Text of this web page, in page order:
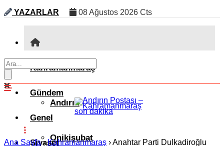
YAZARLAR
08 Ağustos 2026 Cts
Kahramanmaraş
Andırın
Onikişubat
Gündem
Genel
Siyaset
Ana Sayfa›Kahramanmaraş ›Anahtar Parti Dulkadiroğlu